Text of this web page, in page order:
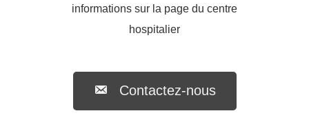
informations sur la page du centre
hospitalier
Contactez-nous